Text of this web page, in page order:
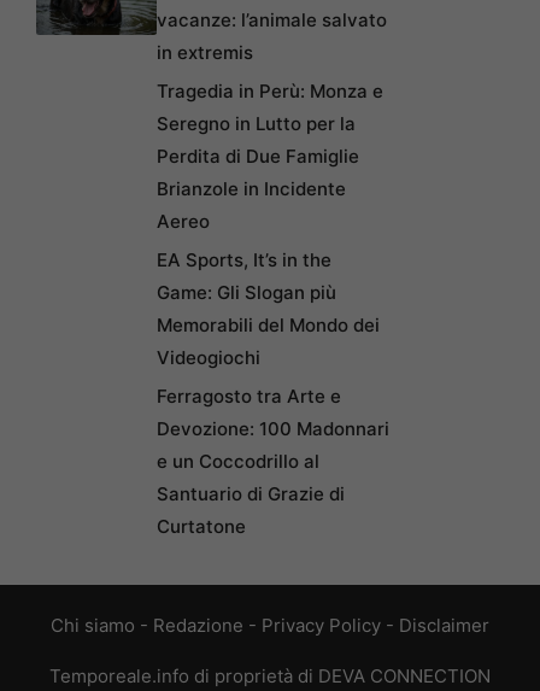
vacanze: l’animale salvato
in extremis
Tragedia in Perù: Monza e
Seregno in Lutto per la
Perdita di Due Famiglie
Brianzole in Incidente
Aereo
EA Sports, It’s in the
Game: Gli Slogan più
Memorabili del Mondo dei
Videogiochi
Ferragosto tra Arte e
Devozione: 100 Madonnari
e un Coccodrillo al
Santuario di Grazie di
Curtatone
Chi siamo - Redazione - Privacy Policy - Disclaimer
Temporeale.info di proprietà di DEVA CONNECTION